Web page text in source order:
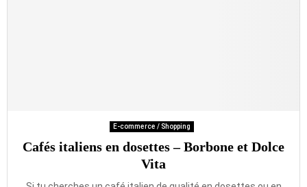
E-commerce / Shopping
Cafés italiens en dosettes – Borbone et Dolce
Vita